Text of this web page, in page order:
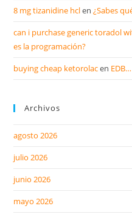
8 mg tizanidine hclen¿Sabes
can i purchase generic toradol
es la programación?
buying cheap ketorolacen
Archivos
agosto 2026
julio 2026
junio 2026
mayo 2026